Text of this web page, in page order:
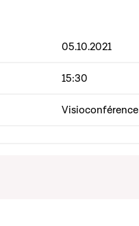
05.10.2021
15:30
Visioconférence